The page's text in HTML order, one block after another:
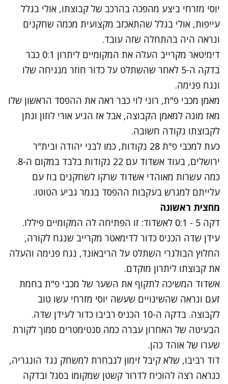
יוסי מזרחי ביצע מהפכה בהרכב של קבוצתו, אולי בגלל
עייפות, אולי בגלל שהתאכזב מקצועית מכמה שחקנים
ונראה היה בהתחלה שזה עובד.
דימיטאר מקרייב העלה את המקומיים ליתרון 0:1 כבר
בדקה ה-5 לאחר שהשתלט על כדור חוזר מנגיחה שלו
ונגח פנימה.
מאמן מכבי פ"ת, רוני לוי כבר ראה את ההפסד הראשון שלו
מאז מונה למאמן הקבוצה, אבל אז הגיע אורי לוזון ונתן
לקבוצתו נקודה חשובה.
כעת למכבי פ"ת 28 נקודות, כמו לבני יהודה ובית"ר
ירושלים, בעוד אשדוד עם 22 נקודות בלבד במקום ה-8.
כמה עשרות מאוהדי אשדוד שרקו לשחקנים בוז עם
עלייתם למגרש בעקבות ההפסד בגמר גביע הטוטו.
מחצית ראשונה
דקה 5 - 0:1 לאשדוד: זו הפתיחה לה המקומיים פיללו.
עידן שדה הכניס כדור לדימאטר מקרייב שנגח לקורה,
החלוץ הבולגרי השתלט על הריבאונד, נגח פנימה והעלה
את קבוצתו ליתרון מוקדם.
אשדוד המשיכה לתקוף את השער של מכבי פ"ת בחמת
זעם ונראה שהשינויים שעשה יוסי מזרחי עשו טוב
לקבוצה. בדקה ה-10 הכניס רביבו כדור לעידן שדה.
הבעיטה של האחרון עברה כמה סנטימטרים סמוך לקורת
שערו של אוהד כהן.
דוד רביבו, שלא קיבל זימון לנבחרת למשחק נגד הונגריה,
כנראה רצה להוכיח לדרור קשטן שמקומו בסגל ובדקה